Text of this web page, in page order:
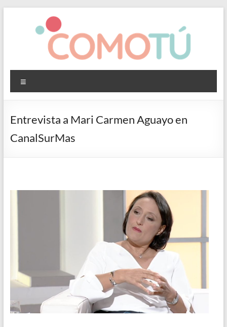
contenido
ComoTú
Proyecto
atraer
femenino
STEAM
Entrevista a Mari Carmen Aguayo en
CanalSurMas